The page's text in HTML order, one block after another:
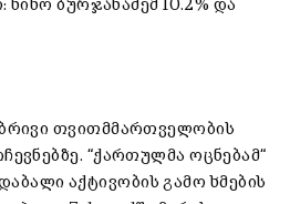
ბურჯანაძემ 10.2% და
თვითმმართველობის
“ქართულმა ოცნებამ“
აქტივობის გამო ხმების